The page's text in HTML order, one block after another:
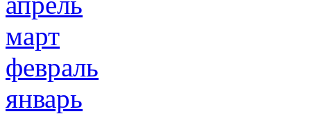
март
февраль
январь